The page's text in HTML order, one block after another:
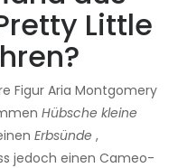
Little
Figur Aria Montgomery
Hübsche kleine
Erbsünde ,
jedoch einen Cameo-